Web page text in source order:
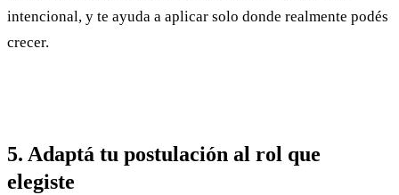
intencional, y te ayuda a aplicar solo donde realmente podés
crecer.
5. Adaptá tu postulación al rol que
elegiste